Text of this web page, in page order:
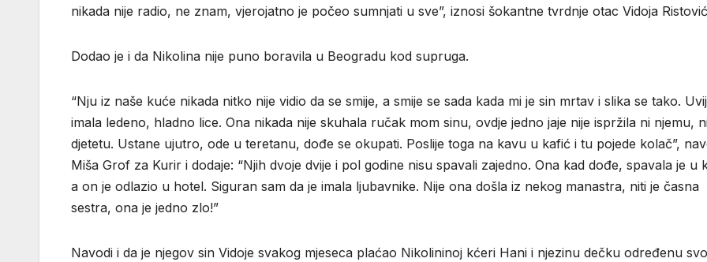
nikada nije radio, ne znam, vjerojatno je počeo sumnjati u sve”, iznosi šokantne tvrdnje otac Vidoja
Dodao je i da Nikolina nije puno boravila u Beogradu kod supruga.
“Nju iz naše kuće nikada nitko nije vidio da se smije, a smije se sada kada mi je sin mrtav i slika se tako.
imala ledeno, hladno lice. Ona nikada nije skuhala ručak mom sinu, ovdje jedno jaje nije ispržila ni njemu,
djetetu. Ustane ujutro, ode u teretanu, dođe se okupati. Poslije toga na kavu u kafić i tu pojede kolač”,
Miša Grof za Kurir i dodaje: “Njih dvoje dvije i pol godine nisu spavali zajedno. Ona kad dođe, spavala je u
a on je odlazio u hotel. Siguran sam da je imala ljubavnike. Nije ona došla iz nekog manastra, niti je časna
sestra, ona je jedno zlo!”
Navodi i da je njegov sin Vidoje svakog mjeseca plaćao Nikolininoj kćeri Hani i njezinu dečku određenu